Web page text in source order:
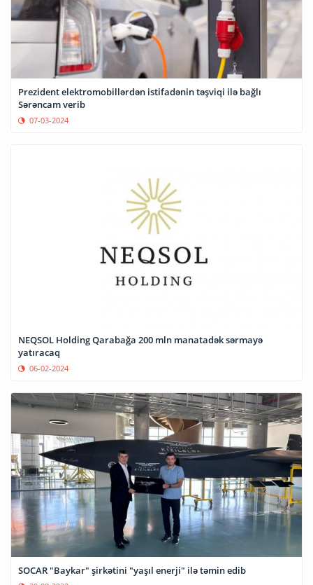
Prezident elektromobillərdən istifadənin təşviqi ilə bağlı
Sərəncam verib
07-03-2024
NEQSOL Holding Qarabağa 200 mln manatadək sərmayə
yatıracaq
06-02-2024
SOCAR "Baykar" şirkətini "yaşıl enerji" ilə təmin edib